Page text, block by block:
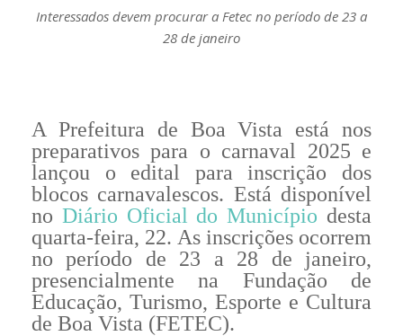
Interessados devem procurar a Fetec no período de 23 a
28 de janeiro
A Prefeitura de Boa Vista está nos
preparativos para o carnaval 2025 e
lançou o edital para inscrição dos
blocos carnavalescos. Está disponível
no Diário Oficial do Município desta
quarta-feira, 22. As inscrições ocorrem
no período de 23 a 28 de janeiro,
presencialmente na Fundação de
Educação, Turismo, Esporte e Cultura
de Boa Vista (FETEC).